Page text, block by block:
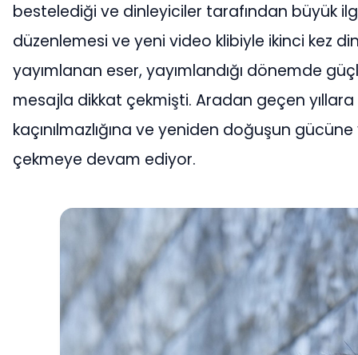
bestelediği ve dinleyiciler tarafından büyük
düzenlemesi ve yeni video klibiyle ikinci kez
yayımlanan eser, yayımlandığı dönemde
mesajla dikkat çekmişti. Aradan geçen
kaçınılmazlığına ve yeniden doğuşun
çekmeye devam ediyor.